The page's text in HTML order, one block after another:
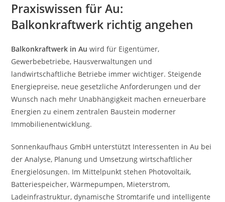
Praxiswissen für Au:
Balkonkraftwerk richtig angehen
Balkonkraftwerk in Au wird für Eigentümer,
Gewerbebetriebe, Hausverwaltungen und
landwirtschaftliche Betriebe immer wichtiger. Steigende
Energiepreise, neue gesetzliche Anforderungen und der
Wunsch nach mehr Unabhängigkeit machen erneuerbare
Energien zu einem zentralen Baustein moderner
Immobilienentwicklung.
Sonnenkaufhaus GmbH unterstützt Interessenten in Au bei
der Analyse, Planung und Umsetzung wirtschaftlicher
Energielösungen. Im Mittelpunkt stehen Photovoltaik,
Batteriespeicher, Wärmepumpen, Mieterstrom,
Ladeinfrastruktur, dynamische Stromtarife und intelligente